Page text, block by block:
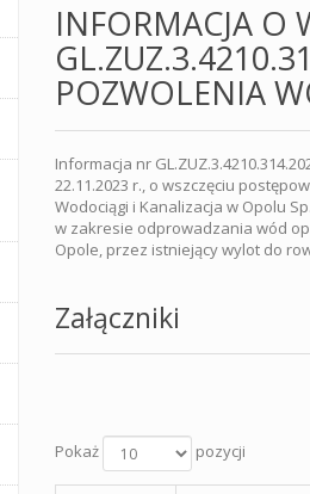
INFORMACJA O
POZWOLENIA
Informacja nr
22.11.2023 r., o wszczęciu
Wodociągi i Kanalizacja w Opolu
w zakresie odprowadzania wód
Opole, przez istniejący wylot do
Załączniki
Pokaż pozycji